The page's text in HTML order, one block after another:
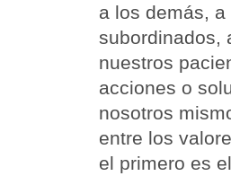
a los demás,
subordinados,
nuestros
acciones o
nosotros
entre los
el primero es